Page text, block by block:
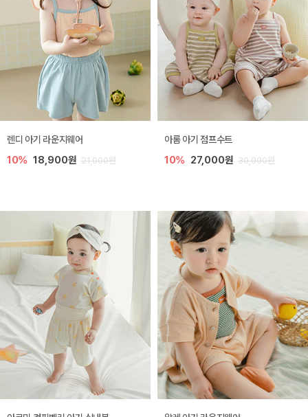
렌디 아기 라운지웨어
10% 18,900원 21,000원
아롬 아기 점프수트
10% 27,000원 30,000원